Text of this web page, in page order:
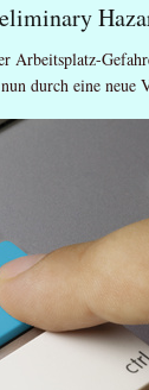
Arbeitsplatz-
durch eine neue